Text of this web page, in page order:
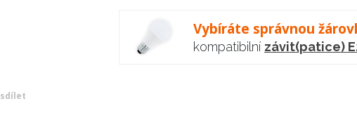
sdílet
Vybíráte správnou
kompatibilní závit(patice)